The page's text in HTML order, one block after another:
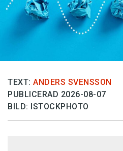
TEXT: ANDERS SVENSSON
PUBLICERAD 2026-08-07
BILD: ISTOCKPHOTO